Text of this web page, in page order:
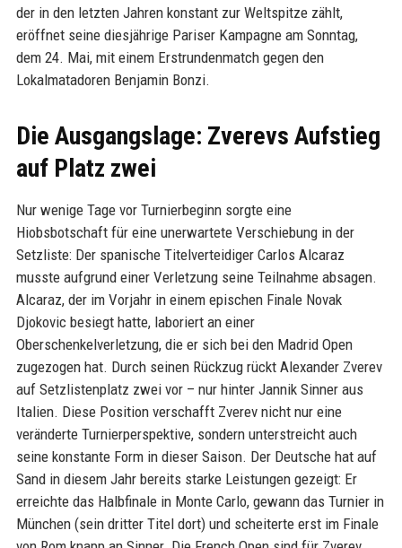
der in den letzten Jahren konstant zur Weltspitze zählt,
eröffnet seine diesjährige Pariser Kampagne am Sonntag,
dem 24. Mai, mit einem Erstrundenmatch gegen den
Lokalmatadoren Benjamin Bonzi.
Die Ausgangslage: Zverevs Aufstieg
auf Platz zwei
Nur wenige Tage vor Turnierbeginn sorgte eine
Hiobsbotschaft für eine unerwartete Verschiebung in der
Setzliste: Der spanische Titelverteidiger Carlos Alcaraz
musste aufgrund einer Verletzung seine Teilnahme absagen.
Alcaraz, der im Vorjahr in einem epischen Finale Novak
Djokovic besiegt hatte, laboriert an einer
Oberschenkelverletzung, die er sich bei den Madrid Open
zugezogen hat. Durch seinen Rückzug rückt Alexander Zverev
auf Setzlistenplatz zwei vor – nur hinter Jannik Sinner aus
Italien. Diese Position verschafft Zverev nicht nur eine
veränderte Turnierperspektive, sondern unterstreicht auch
seine konstante Form in dieser Saison. Der Deutsche hat auf
Sand in diesem Jahr bereits starke Leistungen gezeigt: Er
erreichte das Halbfinale in Monte Carlo, gewann das Turnier in
München (sein dritter Titel dort) und scheiterte erst im Finale